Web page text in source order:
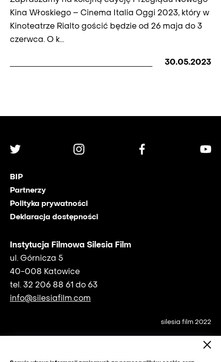
Kina Włoskiego – Cinema Italia Oggi 2023, który w
Kinoteatrze Rialto gościć będzie od 26 maja do 3
czerwca. O k...
30.05.2023
Instytucja Filmowa Silesia Film
ul. Górnicza 5
40-008 Katowice
tel. 32 206 88 61 do 63
info@silesiafilm.com
BIP
Partnerzy
Polityka prywatności
Deklaracja dostępności
silesia film 2022